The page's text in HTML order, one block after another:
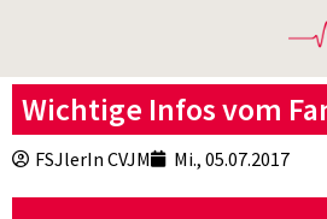
Wichtige Infos vom
FSJlerIn CVJM Mi., 05.07.2017